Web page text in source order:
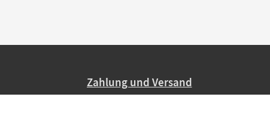
Zahlung und Versand